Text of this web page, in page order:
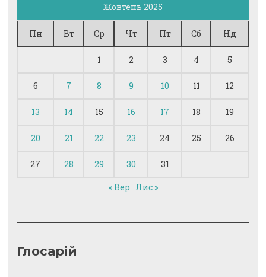
Жовтень 2025
Пн Вт Ср Чт Пт Сб Нд
1 2 3 4 5
6 7 8 9 10 11 12
13 14 15 16 17 18 19
20 21 22 23 24 25 26
27 28 29 30 31
« Вер Лис »
Глосарій